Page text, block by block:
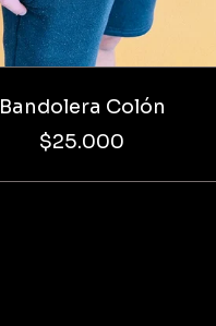
Bandolera Colón
$25.000